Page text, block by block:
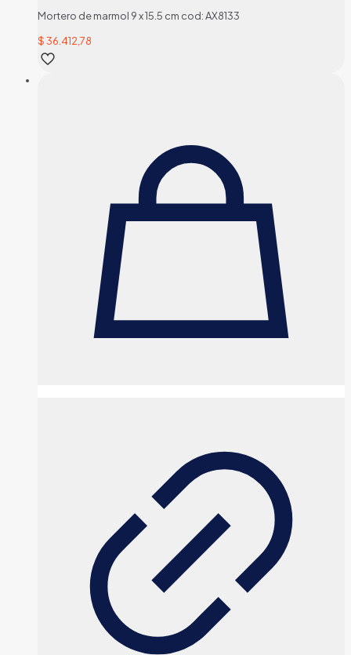
Mortero de marmol 9 x 15.5 cm cod: AX8133
$36.412,78